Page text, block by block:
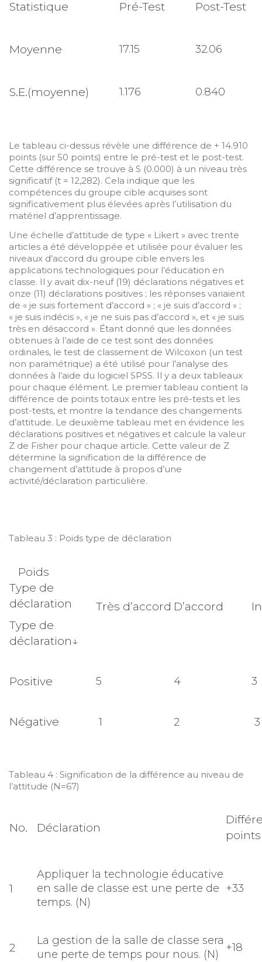
Statistique Pré-Test Post-Test
Moyenne 17.15 32.06
S.E.(moyenne) 1.176 0.840
Le tableau ci-dessus révèle une différence de + 14.910
points (sur 50 points) entre le pré-test et le post-test.
Cette différence se trouve à S (0.000) à un niveau très
significatif (t = 12,282). Cela indique que les
compétences du groupe cible acquises sont
significativement plus élevées après l’utilisation du
matériel d’apprentissage.
Une échelle d’attitude de type « Likert » avec trente
articles a été développée et utilisée pour évaluer les
niveaux d’accord du groupe cible envers les
applications technologiques pour l’éducation en
classe. Il y avait dix-neuf (19) déclarations négatives et
onze (11) déclarations positives ; les réponses variaient
de « je suis fortement d’accord » ; « je suis d’accord » ;
« je suis indécis », « je ne suis pas d’accord », et « je suis
très en désaccord ». Étant donné que les données
obtenues à l’aide de ce test sont des données
ordinales, le test de classement de Wilcoxon (un test
non paramétrique) a été utilisé pour l’analyse des
données à l’aide du logiciel SPSS. Il y a deux tableaux
pour chaque élément. Le premier tableau contient la
différence de points totaux entre les pré-tests et les
post-tests, et montre la tendance des changements
d’attitude. Le deuxième tableau met en évidence les
déclarations positives et négatives et calcule la valeur
Z de Fisher pour chaque article. Cette valeur de Z
détermine la signification de la différence de
changement d’attitude à propos d’une
activité/déclaration particulière.
Tableau 3 : Poids type de déclaration
Poids
Type de
déclaration
Type de
déclaration↓
Très d’accord D’accord
Positive 5 4 3
Négative 1 2 3
Tableau 4 : Signification de la différence au niveau de
l’attitude (N=67)
No. Déclaration
points
1
Appliquer la technologie éducative
en salle de classe est une perte de
temps. (N)
+33
2
La gestion de la salle de classe sera
une perte de temps pour nous. (N)
+18